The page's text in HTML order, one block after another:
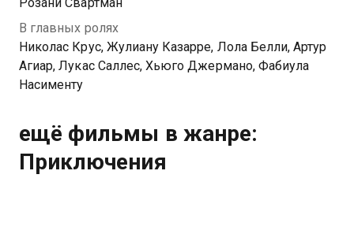
В главных ролях
Николас Крус, Жулиану Казарре, Лола Белли, Артур
Агиар, Лукас Саллес, Хьюго Джермано, Фабиула
Насименту
ещё фильмы в жанре:
Приключения